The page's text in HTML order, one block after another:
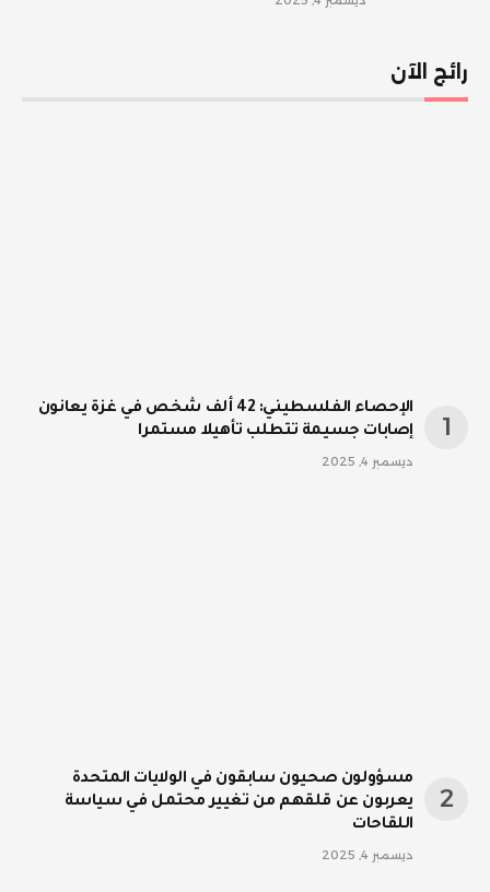
رائج الآن
الإحصاء الفلسطيني: 42 ألف شخص في غزة يعانون
إصابات جسيمة تتطلب تأهيلا مستمرا
ديسمبر 4, 2025
مسؤولون صحيون سابقون في الولايات المتحدة
يعربون عن قلقهم من تغيير محتمل في سياسة
اللقاحات
ديسمبر 4, 2025